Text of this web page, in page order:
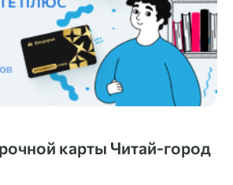
карты Читай-город